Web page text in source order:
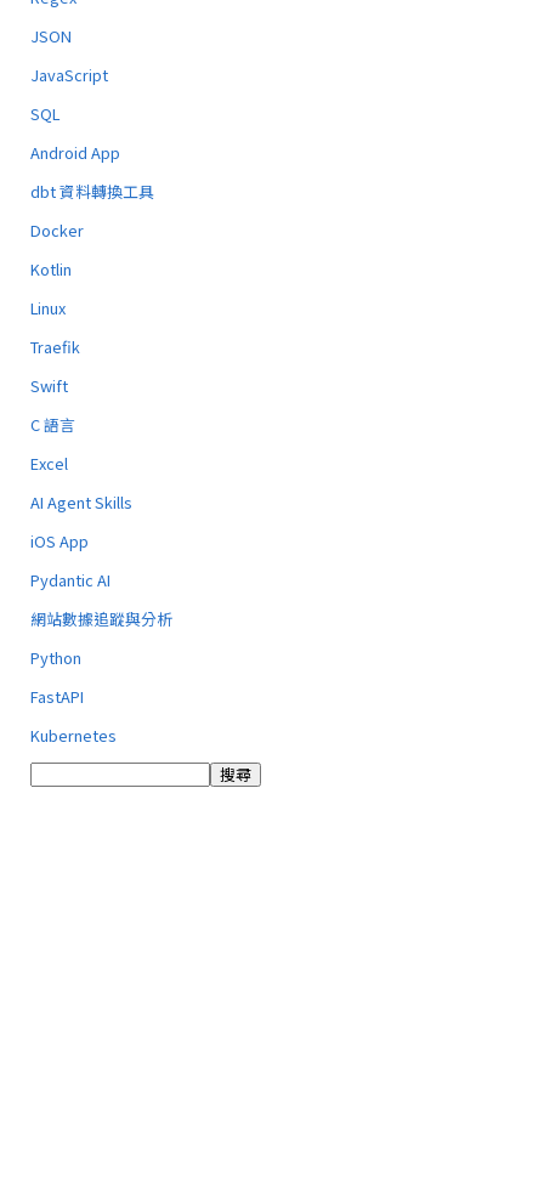
JSON
JavaScript
SQL
Android App
dbt 資料轉換工具
Docker
Kotlin
Linux
Traefik
Swift
C 語言
Excel
AI Agent Skills
iOS App
Pydantic AI
網站數據追蹤與分析
Python
FastAPI
Kubernetes